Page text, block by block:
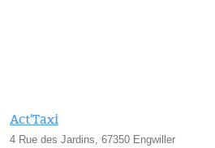
Act'Taxi
4 Rue des Jardins, 67350 Engwiller